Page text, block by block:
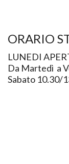
ORARIO
LUNEDI
Da Martedì a
Sabato 10.30/